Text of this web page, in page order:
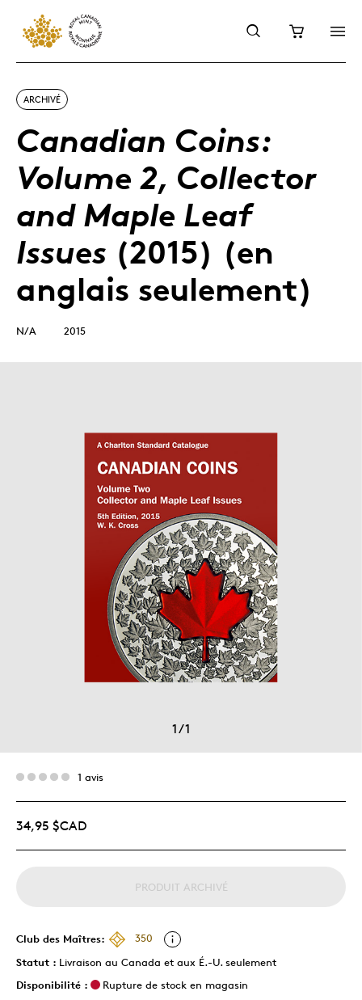
ARCHIVÉ
Canadian Coins:
Volume 2, Collector
and Maple Leaf
Issues (2015) (en
anglais seulement)
N/A 2015
1/1
1 avis
34,95 $CAD
PRODUIT ARCHIVÉ
Club des Maîtres:
350
Statut : Livraison au Canada et aux É.-U. seulement
Disponibilité :
Rupture de stock en magasin